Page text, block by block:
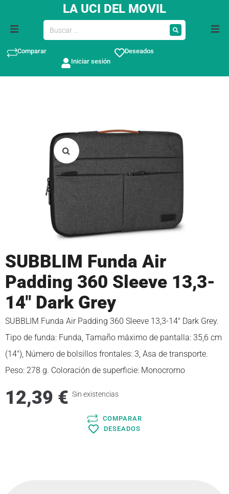
LA UCI DEL MOVIL
Comparar
Deseados
Iniciar sesión
SUBBLIM Funda Air
Padding 360 Sleeve 13,3-
14″ Dark Grey
SUBBLIM Funda Air Padding 360 Sleeve 13,3-14″ Dark Grey.
Tipo de funda: Funda, Tamaño máximo de pantalla: 35,6 cm
(14″), Número de bolsillos frontales: 3, Asa de transporte.
Peso: 278 g. Coloración de superficie: Monocromo
12,39 € Sin existencias
COMPARAR
DESEADOS